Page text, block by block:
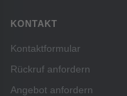
KONTAKT
Kontaktformular
Rückruf anfordern
Angebot anfordern